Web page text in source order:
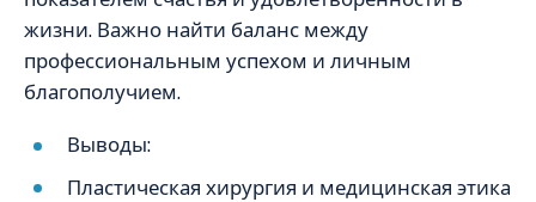
жизни. Важно найти баланс между
профессиональным успехом и личным
благополучием.
Выводы:
Пластическая хирургия и медицинская этика